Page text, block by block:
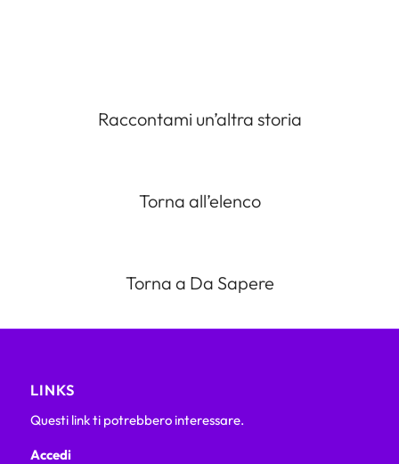
Raccontami un’altra storia
Torna all’elenco
Torna a Da Sapere
LINKS
Questi link ti potrebbero interessare.
Accedi